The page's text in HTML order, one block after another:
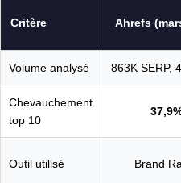
Critère Ahrefs
Volume analysé 863K SERP,
Chevauchement
top 10
Outil utilisé Brand